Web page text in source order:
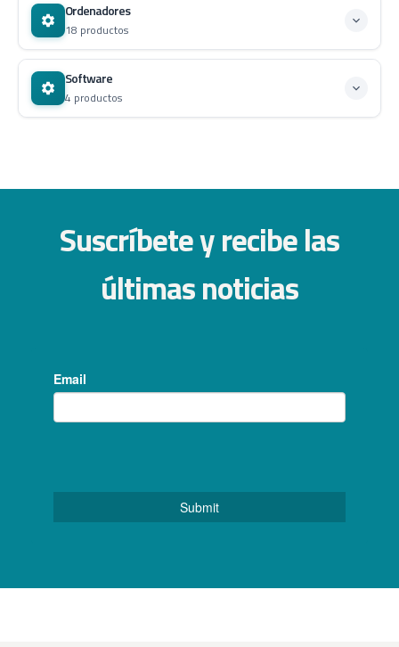
Ordenadores
18 productos
Software
4 productos
Suscríbete y recibe las
últimas noticias